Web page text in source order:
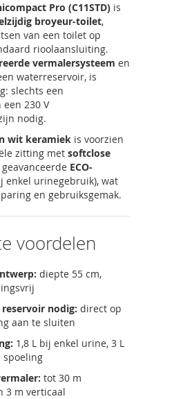
Pro (C11STD) is
broyeur-toilet,
van een toilet op
rioolaansluiting.
vermalersysteem en
waterreservoir, is
slechts een
230 V
nodig.
wit keramiek is voorzien
zitting met softclose
ECO-
enkel urinegebruik), wat
en gebruiksgemak.
voordelen
diepte 55 cm,
nodig: direct op
aan te sluiten
1,8 L bij enkel urine, 3 L
spoeling
tot 30 m
3 m verticaal